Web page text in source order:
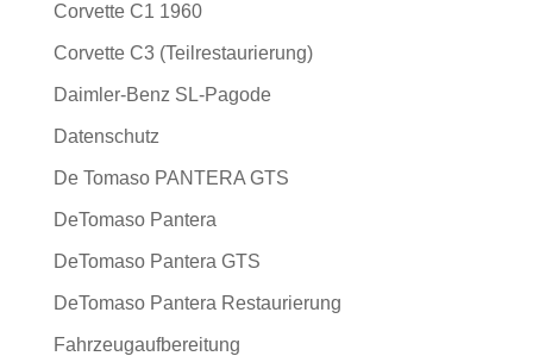
Corvette C1 1960
Corvette C3 (Teilrestaurierung)
Daimler-Benz SL-Pagode
Datenschutz
De Tomaso PANTERA GTS
DeTomaso Pantera
DeTomaso Pantera GTS
DeTomaso Pantera Restaurierung
Fahrzeugaufbereitung